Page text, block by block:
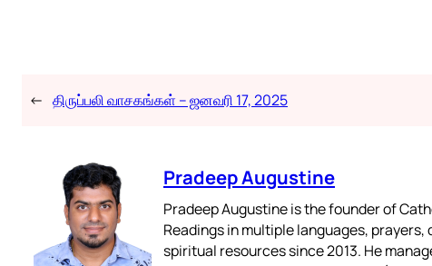
← திருப்பலி வாசகங்கள் – ஜனவரி 17, 2025
Pradeep Augustine
Pradeep Augustine is the founder of
Readings in multiple languages,
spiritual resources since 2013. He